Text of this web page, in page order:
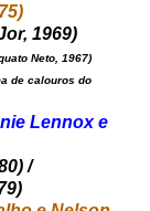
1969)
Neto, 1967)
de calouros do
Lennox e
/